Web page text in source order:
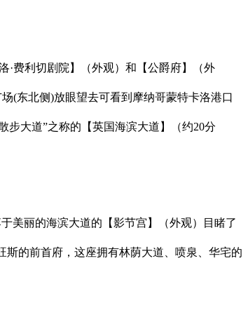
·费利切剧院】（外观）和【公爵府】（外
(东北侧)放眼望去可看到摩纳哥蒙特卡洛港口
步大道”之称的【英国海滨大道】（约20分
美丽的海滨大道的【影节宫】（外观）目睹了
斯的前首府，这座拥有林荫大道、喷泉、华宅的